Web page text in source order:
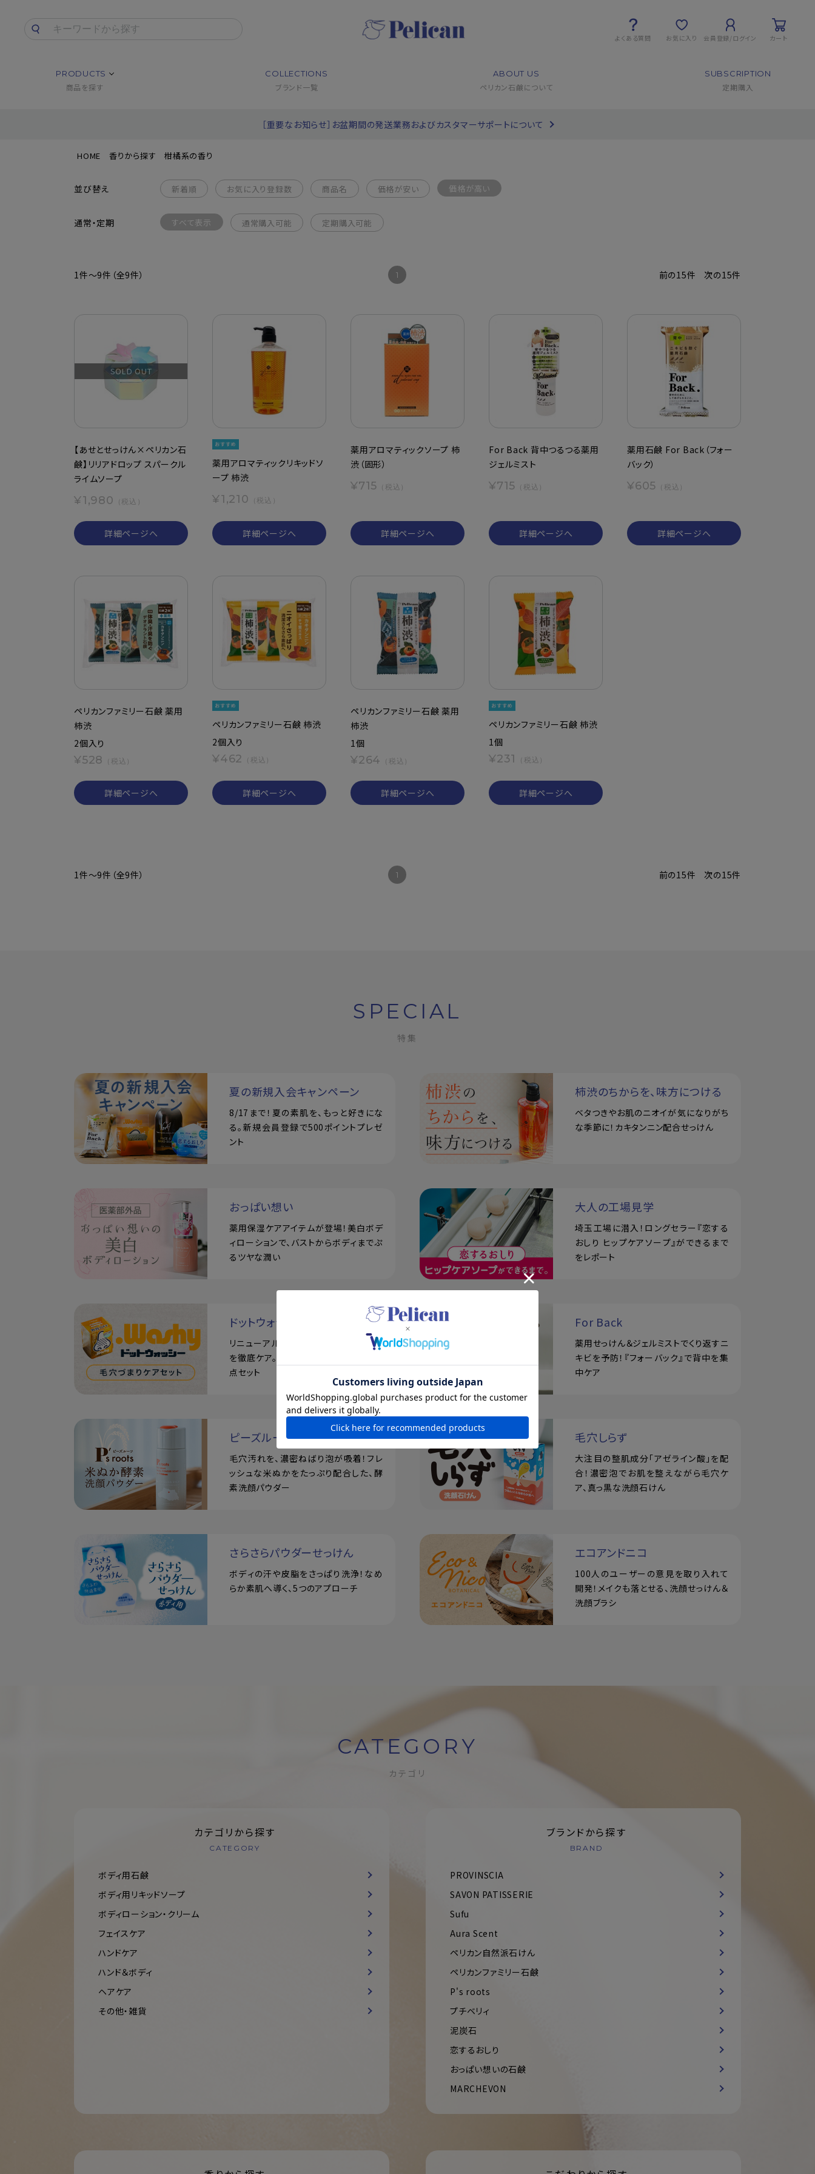
よくある質問 お気に入り 会員登録/ログイン カート
PRODUCTS
商品を探す
COLLECTIONS
ブランド一覧
ABOUT US
ペリカン石鹸について
SUBSCRIPTION
定期購入
［重要なお知らせ］お盆期間の発送業務およびカスタマーサポートについて
HOME 香りから探す 柑橘系の香り
並び替え 新着順 お気に入り登録数 商品名 価格が安い 価格が高い
通常・定期 すべて表示 通常購入可能 定期購入可能
1件～9件（全9件） 1 前の15件 次の15件
SOLD OUT
【あせとせっけん×ペリカン石
鹸】リリアドロップ スパークル
ライムソープ
¥1,980 （税込）
詳細ページへ
薬用アロマティックリキッドソ
ープ 柿渋
¥1,210 （税込）
詳細ページへ
薬用アロマティックソープ 柿
渋（固形）
¥715 （税込）
詳細ページへ
For Back 背中つるつる薬用
ジェルミスト
¥715 （税込）
詳細ページへ
薬用石鹸 For Back（フォー
バック）
¥605 （税込）
詳細ページへ
ペリカンファミリー石鹸 薬用
柿渋
2個入り
¥528 （税込）
詳細ページへ
ペリカンファミリー石鹸 柿渋
2個入り
¥462 （税込）
詳細ページへ
ペリカンファミリー石鹸 薬用
柿渋
1個
¥264 （税込）
詳細ページへ
ペリカンファミリー石鹸 柿渋
1個
¥231 （税込）
詳細ページへ
1件～9件（全9件） 1 前の15件 次の15件
SPECIAL
特集
夏の新規入会キャンペーン
8/17まで！夏の素肌を、もっと好きにな
る。新規会員登録で500ポイントプレゼ
ント
柿渋のちからを、味方につける
ベタつきやお肌のニオイが気になりがち
な季節に！カキタンニン配合せっけん
おっぱい想い
薬用保湿ケアアイテムが登場！美白ボデ
ィローションで、バストからボディまでぷ
るツヤな潤い
大人の工場見学
埼玉工場に潜入！ロングセラー『恋する
おしり ヒップケアソープ』ができるまで
をレポート
ドットウォッシー
リニューアル！泥せっけんで毛穴の悩み
を徹底ケア。シルク玉とせっけん置きの3
点セット
For Back
薬用せっけん＆ジェルミストでくり返すニ
キビを予防！『フォーバック』で背中を集
中ケア
ピーズルーツ
毛穴汚れを、濃密ねばり泡が吸着！フレ
ッシュな米ぬかをたっぷり配合した、酵
素洗顔パウダー
毛穴しらず
大注目の整肌成分「アゼライン酸」を配
合！濃密泡でお肌を整えながら毛穴ケ
ア、真っ黒な洗顔石けん
さらさらパウダーせっけん
ボディの汗や皮脂をさっぱり洗浄！なめ
らか素肌へ導く、5つのアプローチ
エコアンドニコ
100人のユーザーの意見を取り入れて
開発！メイクも落とせる、洗顔せっけん＆
洗顔ブラシ
CATEGORY
カテゴリ
カテゴリから探す
CATEGORY
ボディ用石鹸
ボディ用リキッドソープ
ボディローション・クリーム
フェイスケア
ハンドケア
ハンド＆ボディ
ヘアケア
その他・雑貨
ブランドから探す
BRAND
PROVINSCIA
SAVON PATISSERIE
Sufu
Aura Scent
ペリカン自然派石けん
ペリカンファミリー石鹸
P's roots
プチベリィ
泥炭石
恋するおしり
おっぱい想いの石鹸
MARCHEVON